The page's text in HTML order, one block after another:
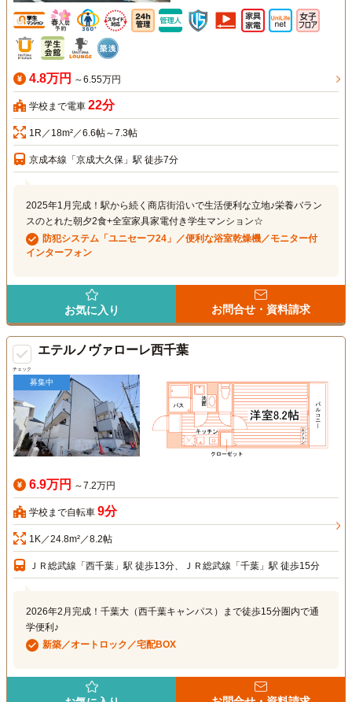
4.8万円 ～6.55万円
学校まで電車 22分
1R／18m²／6.6帖～7.3帖
京成本線「京成大久保」駅 徒歩7分
2025年1月完成！駅から続く商店街沿いで生活便利な立地♪栄養バラン
スのとれた朝夕2食+全室家具家電付き学生マンション☆
防犯システム「ユニセーフ24」／便利な浴室乾燥機／モニター付
インターフォン
お気に入り お問合せ・資料請求
チェック
エテルノヴァローレ西千葉
募集中
6.9万円 ～7.2万円
学校まで自転車 9分
1K／24.8m²／8.2帖
ＪＲ総武線「西千葉」駅 徒歩13分、ＪＲ総武線「千葉」駅 徒歩15分
2026年2月完成！千葉大（西千葉キャンパス）まで徒歩15分圏内で通
学便利♪
新築／オートロック／宅配BOX